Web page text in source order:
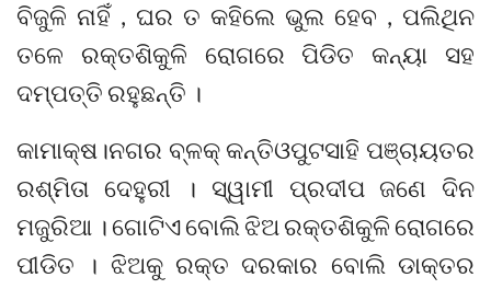
ବିଜୁଳି ନାହିଁ , ଘର ତ କହିଲେ ଭୁଲ ହେବ , ପଲିଥିନ
ତଳେ ରକ୍ତଶିକୁଳି ରୋଗରେ ପିଡିତ କନ୍ୟା ସହ
ଦମ୍ପତ୍ତି ରହୁଛନ୍ତି ।
କାମାକ୍ଷ।ନଗର ବ୍ଳକ୍ କନ୍ତିଓପୁଟସାହି ପଞ୍ଚାୟତର
ରଶ୍ମିତା ଦେହୁରୀ । ସ୍ୱାମୀ ପ୍ରଦୀପ ଜଣେ ଦିନ
ମଜୁରିଆ । ଗୋଟିଏ ବୋଲି ଝିଅ ରକ୍ତଶିକୁଳି ରୋଗରେ
ପୀଡିତ । ଝିଅକୁ ରକ୍ତ ଦରକାର ବୋଲି ଡାକ୍ତର